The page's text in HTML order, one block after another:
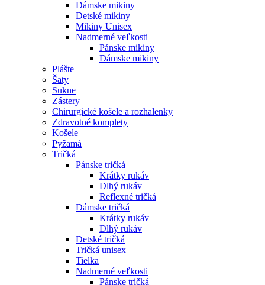
Dámske mikiny
Detské mikiny
Mikiny Unisex
Nadmerné veľkosti
Pánske mikiny
Dámske mikiny
Plášte
Šaty
Sukne
Zástery
Chirurgické košele a rozhalenky
Zdravotné komplety
Košele
Pyžamá
Tričká
Pánske tričká
Krátky rukáv
Dlhý rukáv
Reflexné tričká
Dámske tričká
Krátky rukáv
Dlhý rukáv
Detské tričká
Tričká unisex
Tielka
Nadmerné veľkosti
Pánske tričká